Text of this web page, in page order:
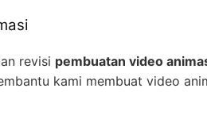
revisi pembuatan video
kami membuat video